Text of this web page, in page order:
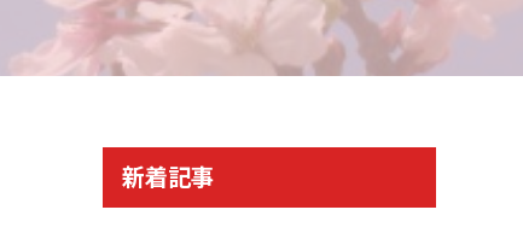
新着記事